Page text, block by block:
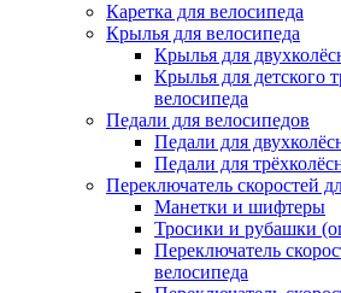
Каретка для велосипеда
Крылья для велосипеда
Крылья для
Крылья для детского
велосипеда
Педали для велосипедов
Педали для
Педали для
Переключатель скоростей
Манетки и шифтеры
Тросики и рубашки
Переключатель
велосипеда